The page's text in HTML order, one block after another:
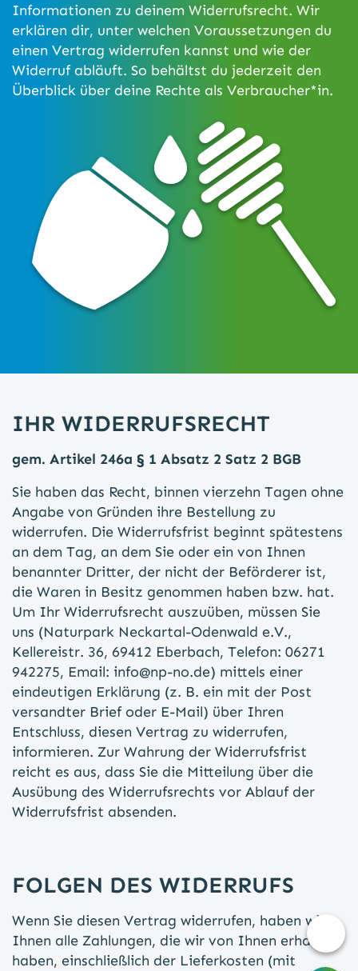
Informationen zu deinem Widerrufsrecht. Wir
erklären dir, unter welchen Voraussetzungen du
einen Vertrag widerrufen kannst und wie der
Widerruf abläuft. So behältst du jederzeit den
Überblick über deine Rechte als Verbraucher*in.
IHR WIDERRUFSRECHT
gem. Artikel 246a § 1 Absatz 2 Satz 2 BGB
Sie haben das Recht, binnen vierzehn Tagen ohne
Angabe von Gründen ihre Bestellung zu
widerrufen. Die Widerrufsfrist beginnt spätestens
an dem Tag, an dem Sie oder ein von Ihnen
benannter Dritter, der nicht der Beförderer ist,
die Waren in Besitz genommen haben bzw. hat.
Um Ihr Widerrufsrecht auszuüben, müssen Sie
uns (Naturpark Neckartal-Odenwald e.V.,
Kellereistr. 36, 69412 Eberbach, Telefon: 06271
942275, Email: info@np-no.de) mittels einer
eindeutigen Erklärung (z. B. ein mit der Post
versandter Brief oder E-Mail) über Ihren
Entschluss, diesen Vertrag zu widerrufen,
informieren. Zur Wahrung der Widerrufsfrist
reicht es aus, dass Sie die Mitteilung über die
Ausübung des Widerrufsrechts vor Ablauf der
Widerrufsfrist absenden.
FOLGEN DES WIDERRUFS
Wenn Sie diesen Vertrag widerrufen, haben wir
Ihnen alle Zahlungen, die wir von Ihnen erhalten
haben, einschließlich der Lieferkosten (mit